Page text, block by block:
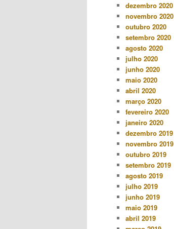
dezembro 2020
novembro 2020
outubro 2020
setembro 2020
agosto 2020
julho 2020
junho 2020
maio 2020
abril 2020
março 2020
fevereiro 2020
janeiro 2020
dezembro 2019
novembro 2019
outubro 2019
setembro 2019
agosto 2019
julho 2019
junho 2019
maio 2019
abril 2019